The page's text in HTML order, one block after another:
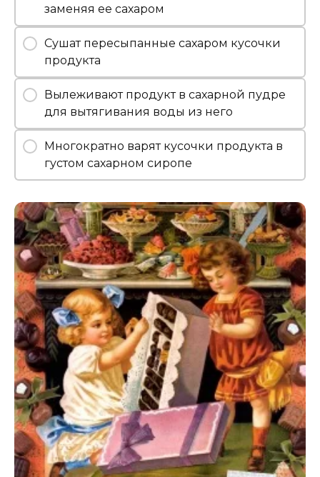
заменяя ее сахаром
Сушат пересыпанные сахаром кусочки
продукта
Вылеживают продукт в сахарной пудре
для вытягивания воды из него
Многократно варят кусочки продукта в
густом сахарном сиропе